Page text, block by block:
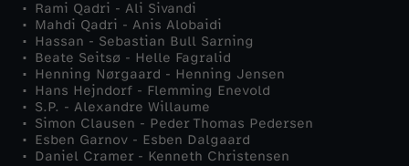
n
-
F
o
Rami Qadri - Ali Sivandi
Mahdi Qadri - Anis Alobaidi
Hassan - Sebastian Bull Sarning
Beate Seitsø - Helle Fagralid
Henning Nørgaard - Henning Jensen
Hans Hejndorf - Flemming Enevold
S.P. - Alexandre Willaume
Simon Clausen - Peder Thomas Pedersen
Esben Garnov - Esben Dalgaard
Daniel Cramer - Kenneth Christensen